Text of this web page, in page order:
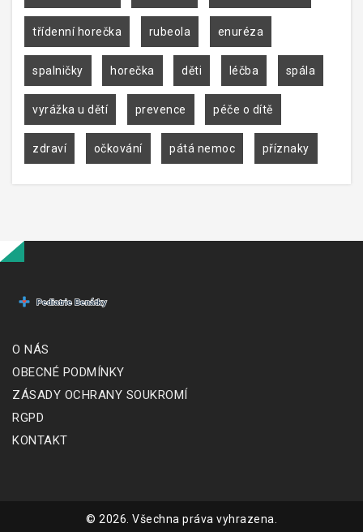
třídenní horečka rubeola enuréza
spalničky horečka děti léčba spála
vyrážka u dětí prevence péče o dítě
zdraví očkování pátá nemoc příznaky
O NÁS
OBECNÉ PODMÍNKY
ZÁSADY OCHRANY SOUKROMÍ
RGPD
KONTAKT
© 2026. Všechna práva vyhrazena.